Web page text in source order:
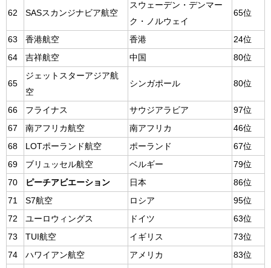
62 SASスカンジナビア航空
スウェーデン・デンマー
ク・ノルウェイ
65位
63 香港航空 香港
24位
64
吉祥航空 中国 80位
65
ジェットスターアジア航
空
シンガポール 80位
66 フライナス サウジアラビア
97位
67
南アフリカ航空 南アフリカ
46位
68
LOTポーランド航空 ポーランド
67位
69
ブリュッセル航空 ベルギー
79位
70
ピーチアビエーション 日本
86位
71
S7航空 ロシア
95位
72
ユーロウィングス ドイツ
63位
73
TUI航空 イギリス
73位
74
ハワイアン航空 アメリカ
83位